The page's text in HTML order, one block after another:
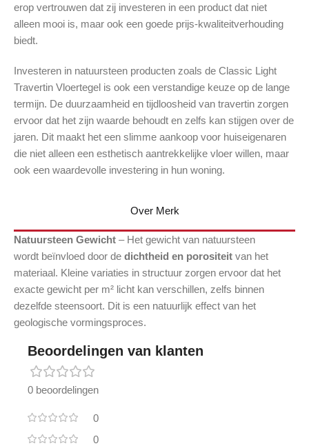
Over Merk
erop vertrouwen dat zij investeren in een product dat niet
alleen mooi is, maar ook een goede prijs-kwaliteitverhouding
biedt.
Investeren in natuursteen producten zoals de Classic Light
Travertin Vloertegel is ook een verstandige keuze op de lange
termijn. De duurzaamheid en tijdloosheid van travertin zorgen
ervoor dat het zijn waarde behoudt en zelfs kan stijgen over de
jaren. Dit maakt het een slimme aankoop voor huiseigenaren
die niet alleen een esthetisch aantrekkelijke vloer willen, maar
ook een waardevolle investering in hun woning.
Natuursteen Gewicht – Het gewicht van natuursteen
wordt beïnvloed door de dichtheid en porositeit van het
materiaal. Kleine variaties in structuur zorgen ervoor dat het
exacte gewicht per m² licht kan verschillen, zelfs binnen
dezelfde steensoort. Dit is een natuurlijk effect van het
geologische vormingsproces.
Beoordelingen van klanten
0 beoordelingen
0
0